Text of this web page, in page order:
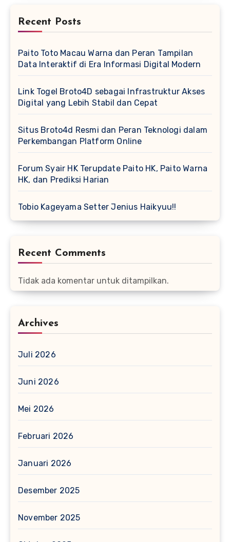
Recent Posts
Paito Toto Macau Warna dan Peran Tampilan
Data Interaktif di Era Informasi Digital Modern
Link Togel Broto4D sebagai Infrastruktur Akses
Digital yang Lebih Stabil dan Cepat
Situs Broto4d Resmi dan Peran Teknologi dalam
Perkembangan Platform Online
Forum Syair HK Terupdate Paito HK, Paito Warna
HK, dan Prediksi Harian
Tobio Kageyama Setter Jenius Haikyuu!!
Recent Comments
Tidak ada komentar untuk ditampilkan.
Archives
Juli 2026
Juni 2026
Mei 2026
Februari 2026
Januari 2026
Desember 2025
November 2025